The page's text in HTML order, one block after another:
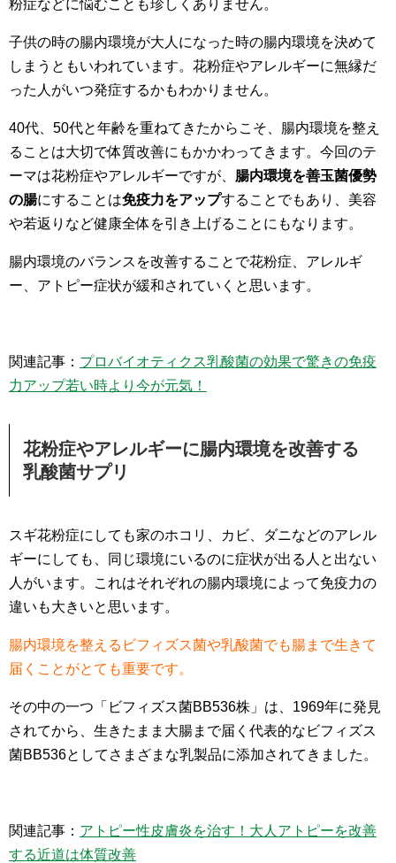
粉症などに悩むことも珍しくありません。
子供の時の腸内環境が大人になった時の腸内環境を決めて
しまうともいわれています。花粉症やアレルギーに無縁だ
った人がいつ発症するかもわかりません。
40代、50代と年齢を重ねてきたからこそ、腸内環境を整え
ることは大切で体質改善にもかかわってきます。今回のテ
ーマは花粉症やアレルギーですが、 腸内環境を善玉菌優勢
の腸にすることは免疫力をアップすることでもあり、美容
や若返りなど健康全体を引き上げることにもなります。
腸内環境のバランスを改善することで花粉症、アレルギ
ー、アトピー症状が緩和されていくと思います。
関連記事： プロバイオティクス乳酸菌の効果で驚きの免疫
力アップ若い時より今が元気！
花粉症やアレルギーに腸内環境を改善する
乳酸菌サプリ
スギ花粉症にしても家のホコリ、カビ、ダニなどのアレル
ギーにしても、同じ環境にいるのに症状が出る人と出ない
人がいます。これはそれぞれの腸内環境によって免疫力の
違いも大きいと思います。
腸内環境を整えるビフィズス菌や乳酸菌でも腸まで生きて
届くことがとても重要です。
その中の一つ「ビフィズス菌BB536株」は、1969年に発見
されてから、生きたまま大腸まで届く代表的なビフィズス
菌BB536としてさまざまな乳製品に添加されてきました。
関連記事： アトピー性皮膚炎を治す！大人アトピーを改善
する近道は体質改善